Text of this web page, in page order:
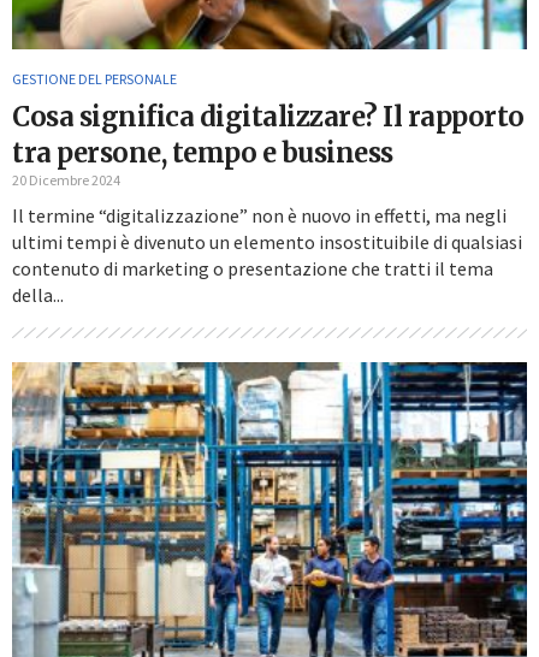
GESTIONE DEL PERSONALE
Cosa significa digitalizzare? Il rapporto
tra persone, tempo e business
20 Dicembre 2024
Il termine “digitalizzazione” non è nuovo in effetti, ma negli
ultimi tempi è divenuto un elemento insostituibile di qualsiasi
contenuto di marketing o presentazione che tratti il tema
della...